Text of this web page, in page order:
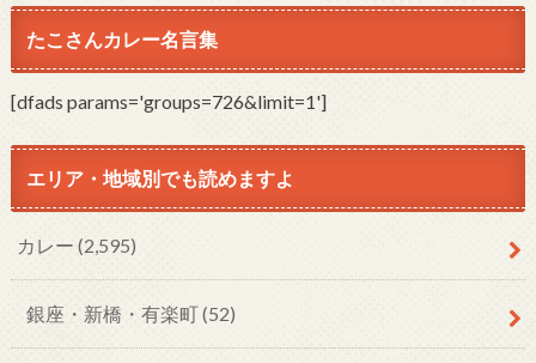
たこさんカレー名言集
[dfads params='groups=726&limit=1']
エリア・地域別でも読めますよ
カレー (2,595)
銀座・新橋・有楽町(52)